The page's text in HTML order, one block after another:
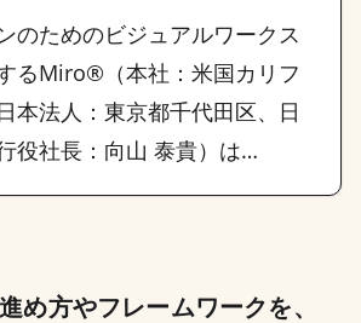
のためのビジュアルワークス
るMiro®（本社：米国カリフ
本法人：東京都千代田区、日
役社長：向山 泰貴）は…
め方やフレームワークを、